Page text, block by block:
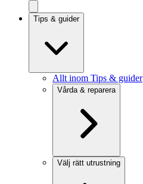
Tips & guider
Allt inom Tips & guider
Vårda & reparera
Välj rätt utrustning